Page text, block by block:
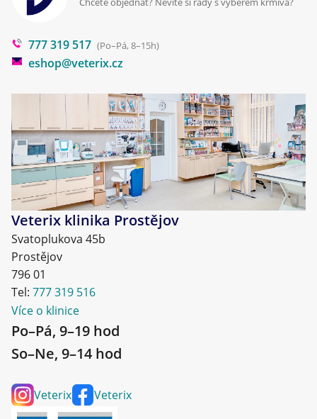
Poradna
Blog
777 319 517 (Po–Pá, 8–15h)
eshop@veterix.cz
Veterix klinika Prostějov
Svatoplukova 45b
Prostějov
796 01
Tel: 777 319 516
Více o klinice
Po–Pá, 9–19 hod
So–Ne, 9–14 hod
Veterix Veterix